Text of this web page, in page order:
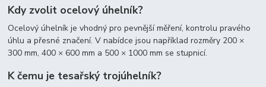
Kdy zvolit ocelový úhelník?
Ocelový úhelník je vhodný pro pevnější měření, kontrolu pravého
úhlu a přesné značení. V nabídce jsou například rozměry 200 ×
300 mm, 400 × 600 mm a 500 × 1000 mm se stupnicí.
K čemu je tesařský trojúhelník?